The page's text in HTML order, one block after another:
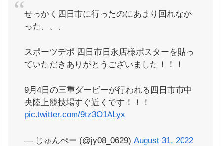
せっかく四日市に行ったのにあまり回れなか
った、、、
スポーツデポ 四日市日永店様ポスターを貼っ
ていただきありがとうございました！！！
9月4日の三重ダービーが行われる四日市市中
央陸上競技場すぐ近くです！！！
pic.twitter.com/9tz3O1ALyx
— じゅんぺー (@jy08_0629) August 31, 2022